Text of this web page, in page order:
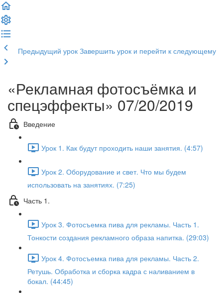
Предыдущий урок Завершить урок и перейти к следующему
«Рекламная фотосъёмка и
спецэффекты» 07/20/2019
Введение
Урок 1. Как будут проходить наши занятия. (4:57)
Урок 2. Оборудование и свет. Что мы будем
использовать на занятиях. (7:25)
Часть 1.
Урок 3. Фотосъемка пива для рекламы. Часть 1.
Тонкости создания рекламного образа напитка. (29:03)
Урок 4. Фотосъемка пива для рекламы. Часть 2.
Ретушь. Обработка и сборка кадра с наливанием в
бокал. (44:45)